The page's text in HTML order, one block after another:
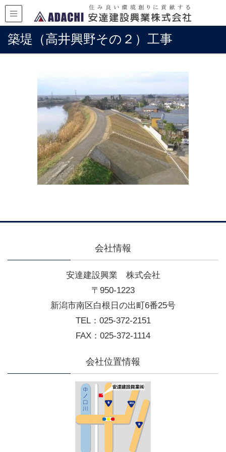
築堤（高井興野その２）工事
会社情報
安達建設興業 株式会社
〒950-1223
新潟市南区白根日の出町6番25号
TEL：025-372-2151
FAX：025-372-1114
会社位置情報